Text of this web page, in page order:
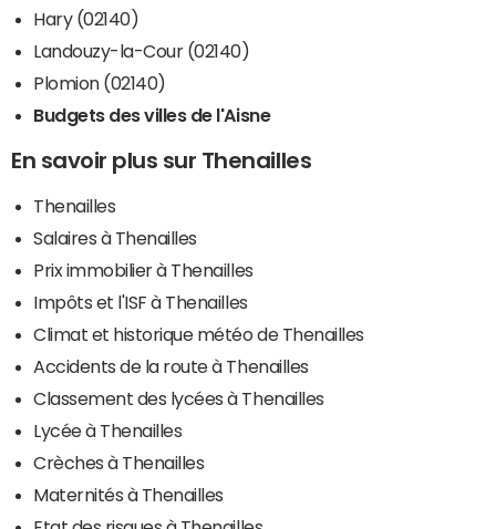
Hary (02140)
Landouzy-la-Cour (02140)
Plomion (02140)
Budgets des villes de l'Aisne
En savoir plus sur Thenailles
Thenailles
Salaires à Thenailles
Prix immobilier à Thenailles
Impôts et l'ISF à Thenailles
Climat et historique météo de Thenailles
Accidents de la route à Thenailles
Classement des lycées à Thenailles
Lycée à Thenailles
Crèches à Thenailles
Maternités à Thenailles